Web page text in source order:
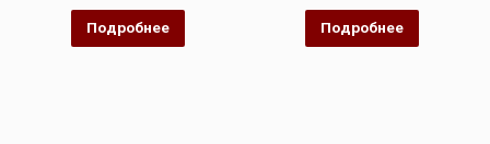
Оценка
из
Подробнее
Оценка
из
Подробнее